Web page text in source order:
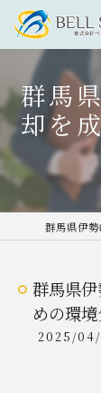
群馬
却を
群馬県
めの環
2025/04/